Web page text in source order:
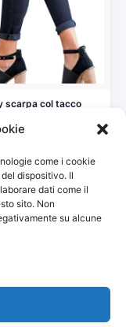
come i cookie
dispositivo. Il
dati come il
sito. Non
su alcune
scarpa col tacco
Vedi storico
percepire una